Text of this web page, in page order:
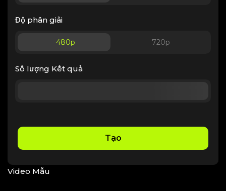
Độ phân giải
480p 720p
Số lượng Kết quả
Tạo
Video Mẫu